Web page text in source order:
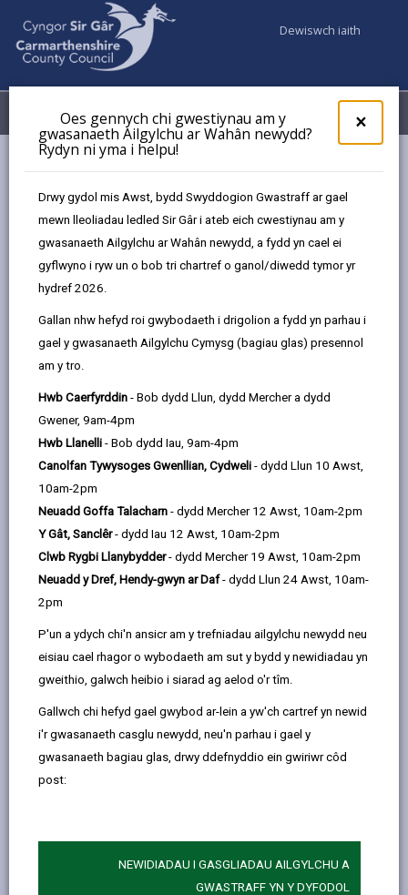
×
Oes gennych chi gwestiynau am y
gwasanaeth Ailgylchu ar Wahân newydd?
Rydyn ni yma i helpu!
Drwy gydol mis Awst, bydd Swyddogion Gwastraff ar gael
mewn lleoliadau ledled Sir Gâr i ateb eich cwestiynau am y
gwasanaeth Ailgylchu ar Wahân newydd, a fydd yn cael ei
gyflwyno i ryw un o bob tri chartref o ganol/diwedd tymor yr
hydref 2026.
Gallan nhw hefyd roi gwybodaeth i drigolion a fydd yn parhau i
gael y gwasanaeth Ailgylchu Cymysg (bagiau glas) presennol
am y tro.
Hwb Caerfyrddin - Bob dydd Llun, dydd Mercher a dydd
Gwener, 9am-4pm
Hwb Llanelli - Bob dydd Iau, 9am-4pm
Canolfan Tywysoges Gwenllian, Cydweli - dydd Llun 10 Awst,
10am-2pm
Neuadd Goffa Talacharn - dydd Mercher 12 Awst, 10am-2pm
Y Gât, Sanclêr- dydd Iau 12 Awst, 10am-2pm
Clwb Rygbi Llanybydder- dydd Mercher 19 Awst, 10am-2pm
Neuadd y Dref, Hendy-gwyn ar Daf- dydd Llun 24 Awst, 10am-
2pm
P'un a ydych chi'n ansicr am y trefniadau ailgylchu newydd neu
eisiau cael rhagor o wybodaeth am sut y bydd y newidiadau yn
gweithio, galwch heibio i siarad ag aelod o'r tîm.
Gallwch chi hefyd gael gwybod ar-lein a yw'ch cartref yn newid
i'r gwasanaeth casglu newydd, neu'n parhau i gael y
gwasanaeth bagiau glas, drwy ddefnyddio ein gwiriwr côd
post:
NEWIDIADAU I GASGLIADAU AILGYLCHU A
GWASTRAFF YN Y DYFODOL
Dewiswch iaith
Dewislen
Newyddion Dathlu Wythnos Natur Cymru 2025
Dathlu Wythnos Natur
Cymru 2025
402 diwrnod yn ôl
Mae Cyngor Sir Caerfyrddin yn cefnogi Wythnos Natur
Cymru 2025 rhwng 5 a 13 Gorffennaf, ac yn annog
trigolion i gymryd rhan yn yr wythnos genedlaethol hon
sy'n dathlu bywyd gwyllt a mannau naturiol Cymru.
Mae thema eleni, 'Bwriwch Olwg Fanylach', yn annog
cymunedau i gysylltu â'u hamgylchedd lleol, dysgu am
rywogaethau brodorol, a chymryd camau syml i helpu
natur i ffynnu.
yn cynnal cyfres o ddigwyddiadau a gweithgareddau